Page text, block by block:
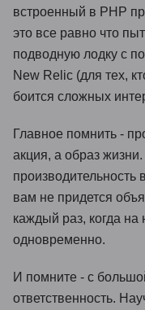
встроенный в PHP
это все равно что
подводную лодку с
New Relic (для тех,
боится сложных
Главное помнить -
акция, а образ
производительность
вам не придется
каждый раз, когда на
одновременно.
И помните - с
ответственность.